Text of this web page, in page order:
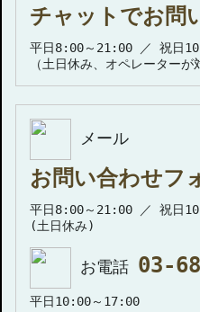
チャットでお問
平日8:00～21:00 ／ 祝日
（土日休み、オペレーターが
メール
お問い合わせフ
平日8:00～21:00 ／ 祝日
(土日休み)
お電話 03-
平日10:00～17:00